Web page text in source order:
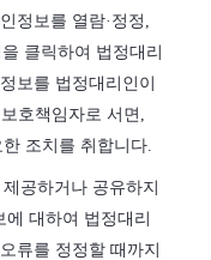
정보를 열람·정정,
클릭하여 법정대리
보를 법정대리인이
호책임자로 서면,
조치를 취합니다.
공하거나 공유하지
대하여 법정대리
류를 정정할 때까지